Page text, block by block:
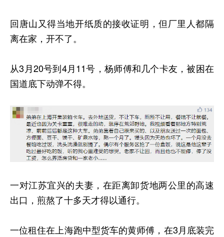
回唐山又得当地开纸质的接收证明，但厂里人都隔
离在家，开不了。
从3月20号到4月11号，杨师傅和几个卡友，被困在
国道底下动弹不得。
一对江苏宜兴的夫妻，在距离卸货地两公里的高速
出口，煎熬了十多天才得以通行。
一位租住在上海跑中型货车的黄师傅，在3月底装完